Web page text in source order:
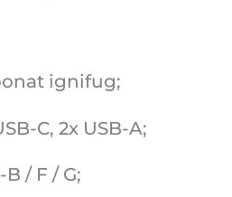
ignifug;
C, 2x USB-A;
/ F / G;